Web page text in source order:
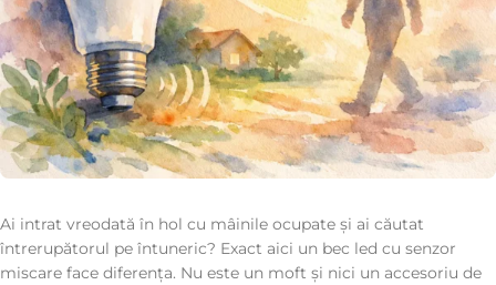
Ai intrat vreodată în hol cu mâinile ocupate și ai căutat
întrerupătorul pe întuneric? Exact aici un bec led cu senzor
miscare face diferența. Nu este un moft și nici un accesoriu de